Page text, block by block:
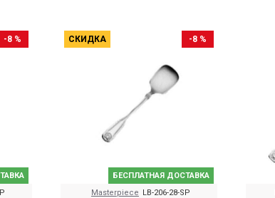
-8 % СКИДКА
БЕСПЛАТНАЯ ДОСТАВКА
-8 %
Masterpiece LB-206-28-SP